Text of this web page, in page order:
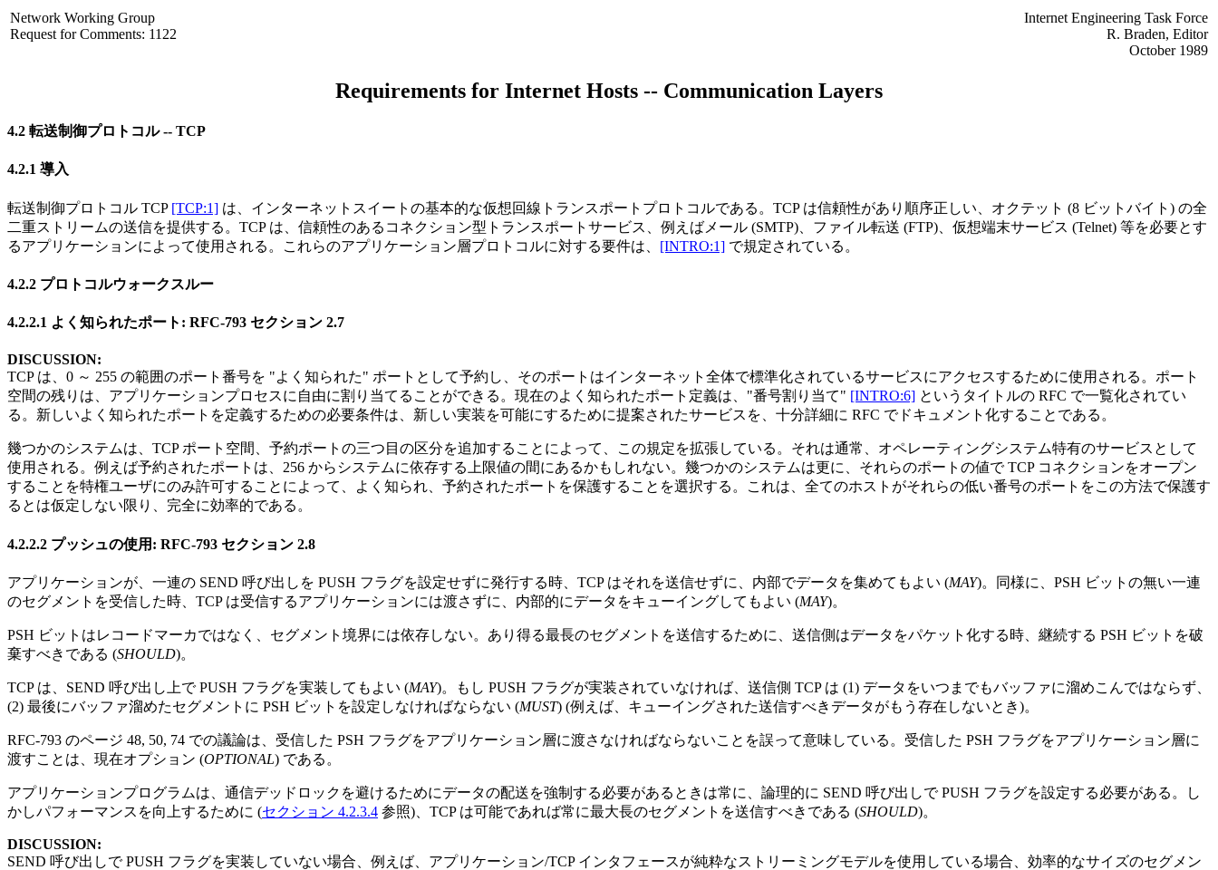
Network Working Group
Request for Comments: 1122
Internet Engineering Task Force
R. Braden, Editor
October 1989
Requirements for Internet Hosts -- Communication Layers
4.2 転送制御プロトコル -- TCP
4.2.1 導入
転送制御プロトコル TCP [TCP:1] は、インターネットスイートの基本的な仮想回線トランスポートプロトコルである。TCP は信頼性があり順序正しい、オクテット (8 ビットバイト) の全
二重ストリームの送信を提供する。TCP は、信頼性のあるコネクション型トランスポートサービス、例えばメール (SMTP)、ファイル転送 (FTP)、仮想端末サービス (Telnet) 等を必要とす
るアプリケーションによって使用される。これらのアプリケーション層プロトコルに対する要件は、 [INTRO:1] で規定されている。
4.2.2 プロトコルウォークスルー
4.2.2.1 よく知られたポート: RFC-793 セクション 2.7
DISCUSSION:
TCP は、0 ～ 255 の範囲のポート番号を "よく知られた" ポートとして予約し、そのポートはインターネット全体で標準化されているサービスにアクセスするために使用される。ポート
空間の残りは、アプリケーションプロセスに自由に割り当てることができる。現在のよく知られたポート定義は、"番号割り当て" [INTRO:6] というタイトルの RFC で一覧化されてい
る。新しいよく知られたポートを定義するための必要条件は、新しい実装を可能にするために提案されたサービスを、十分詳細に RFC でドキュメント化することである。
幾つかのシステムは、TCP ポート空間、予約ポートの三つ目の区分を追加することによって、この規定を拡張している。それは通常、オペレーティングシステム特有のサービスとして
使用される。例えば予約されたポートは、256 からシステムに依存する上限値の間にあるかもしれない。幾つかのシステムは更に、それらのポートの値で TCP コネクションをオープン
することを特権ユーザにのみ許可することによって、よく知られ、予約されたポートを保護することを選択する。これは、全てのホストがそれらの低い番号のポートをこの方法で保護す
るとは仮定しない限り、完全に効率的である。
4.2.2.2 プッシュの使用: RFC-793 セクション 2.8
アプリケーションが、一連の SEND 呼び出しを PUSH フラグを設定せずに発行する時、TCP はそれを送信せずに、内部でデータを集めてもよい (MAY)。同様に、PSH ビットの無い一連
のセグメントを受信した時、TCP は受信するアプリケーションには渡さずに、内部的にデータをキューイングしてもよい (MAY)。
PSH ビットはレコードマーカではなく、セグメント境界には依存しない。あり得る最長のセグメントを送信するために、送信側はデータをパケット化する時、継続する PSH ビットを破
棄すべきである (SHOULD)。
TCP は、SEND 呼び出し上で PUSH フラグを実装してもよい (MAY)。もし PUSH フラグが実装されていなければ、送信側 TCP は (1) データをいつまでもバッファに溜めこんではならず、
(2) 最後にバッファ溜めたセグメントに PSH ビットを設定しなければならない (MUST) (例えば、キューイングされた送信すべきデータがもう存在しないとき)。
RFC-793 のページ 48, 50, 74 での議論は、受信した PSH フラグをアプリケーション層に渡さなければならないことを誤って意味している。受信した PSH フラグをアプリケーション層に
渡すことは、現在オプション (OPTIONAL) である。
アプリケーションプログラムは、通信デッドロックを避けるためにデータの配送を強制する必要があるときは常に、論理的に SEND 呼び出しで PUSH フラグを設定する必要がある。し
かしパフォーマンスを向上するために (セクション 4.2.3.4 参照)、TCP は可能であれば常に最大長のセグメントを送信すべきである (SHOULD)。
DISCUSSION:
SEND 呼び出しで PUSH フラグを実装していない場合、例えば、アプリケーション/TCP インタフェースが純粋なストリーミングモデルを使用している場合、効率的なサイズのセグメン